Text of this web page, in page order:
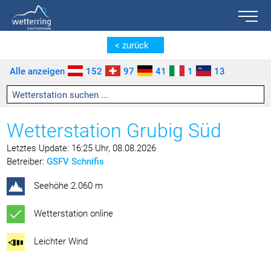
Zum Inhalt springen [AK + 0]
Zum linken senkrechten Seitenmenü springen [AK + 1]
Zum rechten senkrechten Seitenmenü springen [AK + 2]
Zu den Inhalten im Fußbereich springen [AK + 3]
Toggle
< zurück
Alle anzeigen 152 97 41 1 13
Wetterstation Grubig Süd
Letztes Update: 16:25 Uhr, 08.08.2026
Betreiber: GSFV Schnifis
Seehöhe 2.060 m
Wetterstation online
Leichter Wind